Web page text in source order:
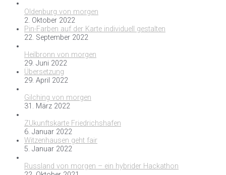
Oldenburg von morgen
2. Oktober 2022
Pin-Farben auf der Karte individuell gestalten
22. September 2022
Heilbronn von morgen
29. Juni 2022
Übersetzung
29. April 2022
Gilching von morgen
31. März 2022
ZUkunftskarte Friedrichshafen
6. Januar 2022
Witzenhausen geht fair
5. Januar 2022
Russland von morgen – ein hybrider Hackathon